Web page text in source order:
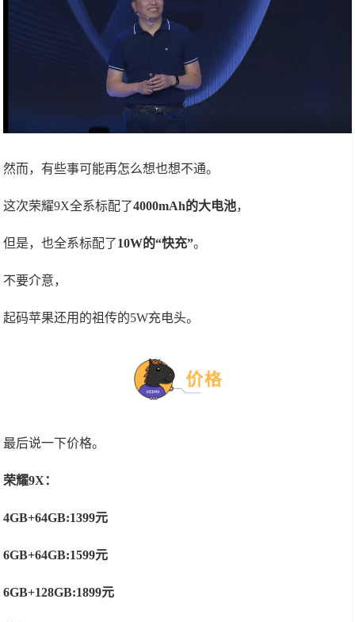
然而，有些事可能再怎么想也想不通。
这次荣耀9X全系标配了4000mAh的大电池，
但是，也全系标配了10W的“快充”。
不要介意，
起码苹果还用的祖传的5W充电头。
最后说一下价格。
荣耀9X：
4GB+64GB:1399元
6GB+64GB:1599元
6GB+128GB:1899元